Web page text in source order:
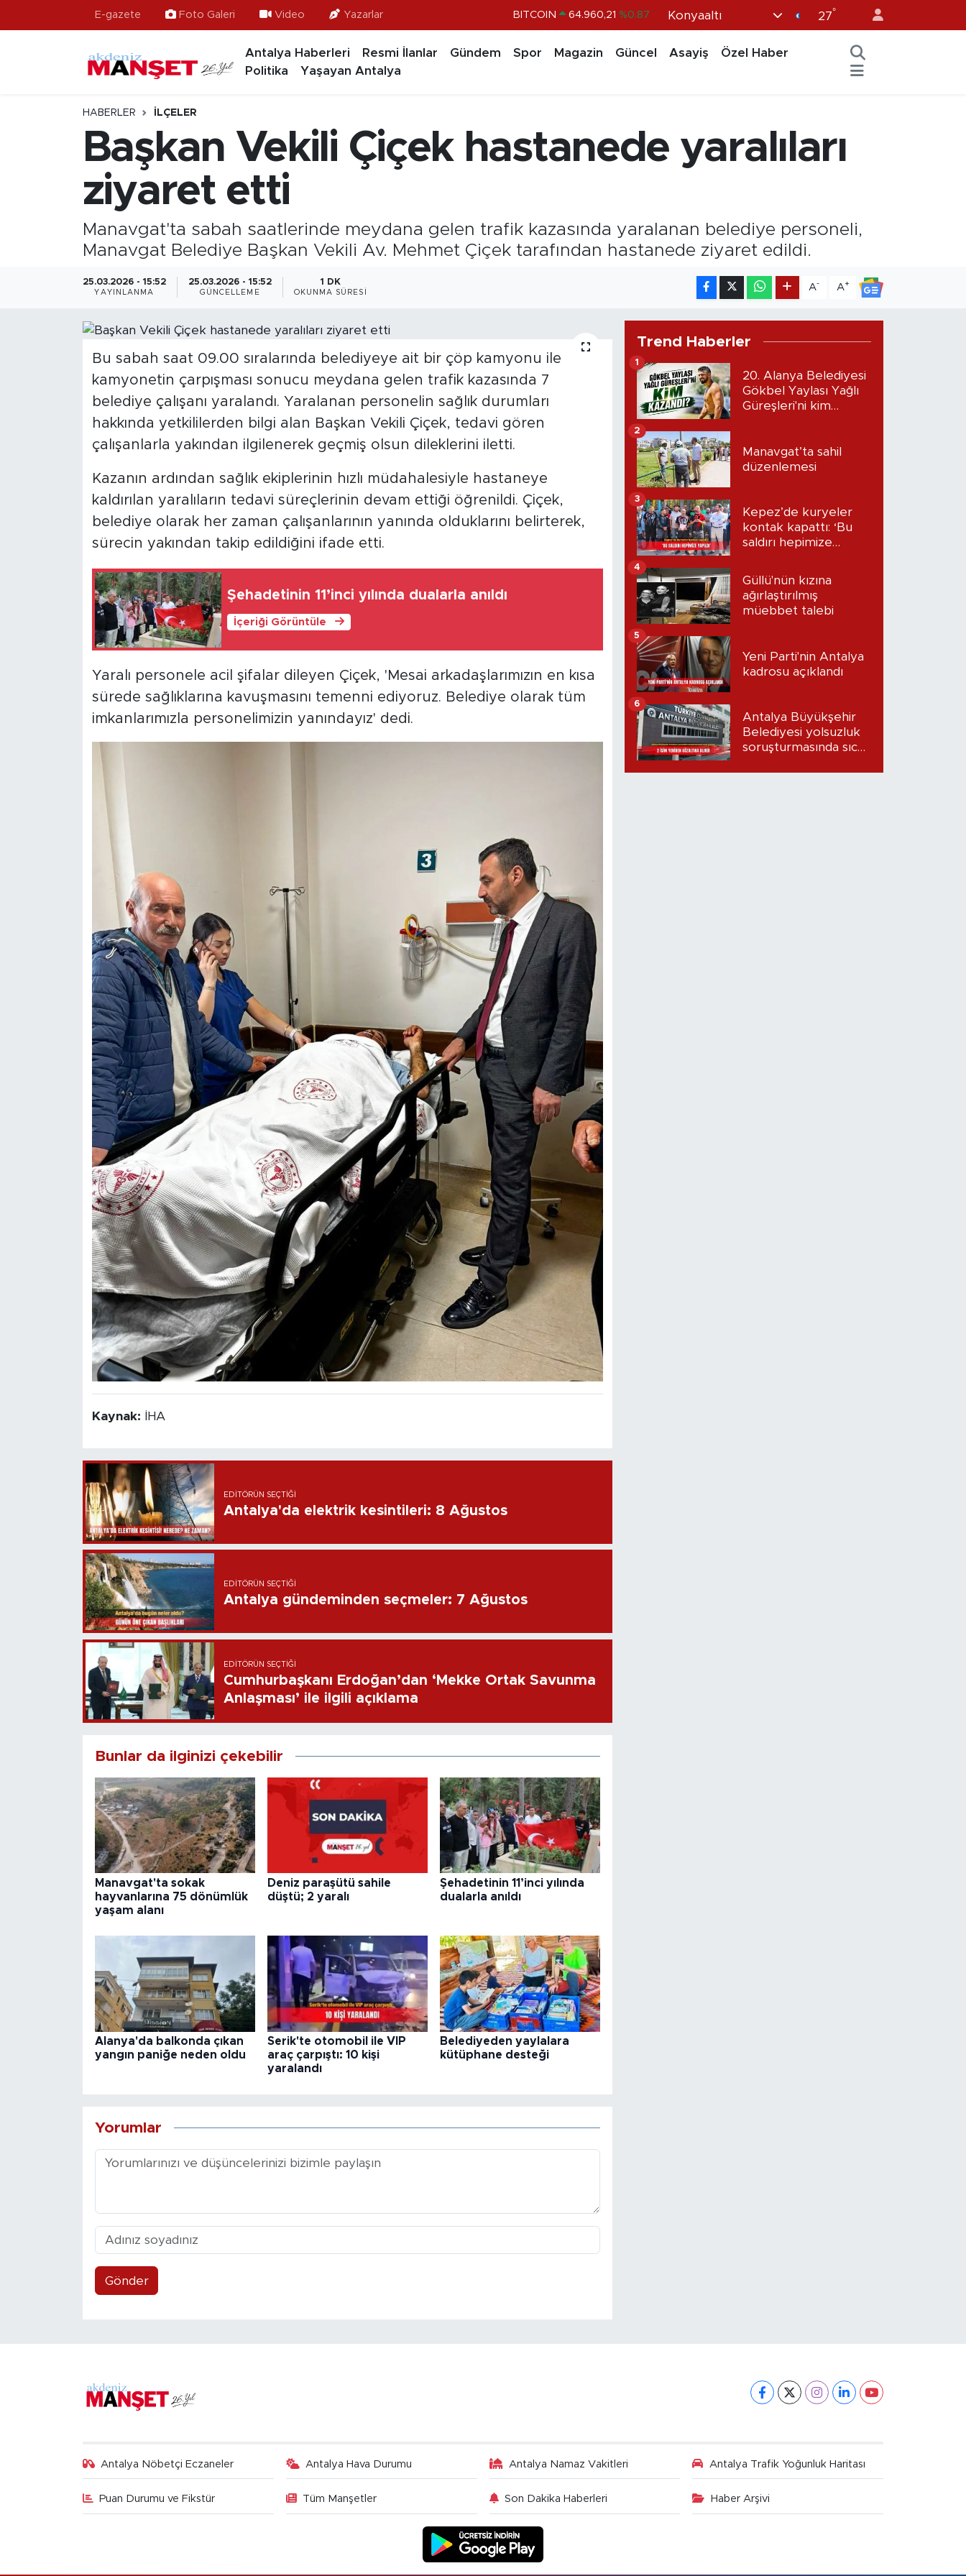
E-gazete Foto Galeri Video Yazarlar
DOLAR 47,7436 %0.18
EURO 55,2510 %0.32
BİST100 13.779 %-14
Konyaaltı 27°
Antalya Haberleri Resmi İlanlar Gündem Spor Magazin Güncel Asayiş
Özel Haber
Politika
Yaşayan Antalya
HABERLER İLÇELER
Başkan Vekili Çiçek hastanede yaralıları
ziyaret etti
Manavgat'ta sabah saatlerinde meydana gelen trafik kazasında yaralanan belediye personeli,
Manavgat Belediye Başkan Vekili Av. Mehmet Çiçek tarafından hastanede ziyaret edildi.
25.03.2026 - 15:52
YAYINLANMA
25.03.2026 - 15:52
GÜNCELLEME
1 DK
OKUNMA SÜRESI
A- A+
Bu sabah saat 09.00 sıralarında belediyeye ait bir çöp kamyonu ile
kamyonetin çarpışması sonucu meydana gelen trafik kazasında 7
belediye çalışanı yaralandı. Yaralanan personelin sağlık durumları
hakkında yetkililerden bilgi alan Başkan Vekili Çiçek, tedavi gören
çalışanlarla yakından ilgilenerek geçmiş olsun dileklerini iletti.
Kazanın ardından sağlık ekiplerinin hızlı müdahalesiyle hastaneye
kaldırılan yaralıların tedavi süreçlerinin devam ettiği öğrenildi. Çiçek,
belediye olarak her zaman çalışanlarının yanında olduklarını belirterek,
sürecin yakından takip edildiğini ifade etti.
Şehadetinin 11’inci yılında dualarla anıldı
İçeriği Görüntüle
Yaralı personele acil şifalar dileyen Çiçek, 'Mesai arkadaşlarımızın en kısa
sürede sağlıklarına kavuşmasını temenni ediyoruz. Belediye olarak tüm
imkanlarımızla personelimizin yanındayız' dedi.
Kaynak: İHA
EDITÖRÜN SEÇTIĞI
Antalya'da elektrik kesintileri: 8 Ağustos
EDITÖRÜN SEÇTIĞI
Antalya gündeminden seçmeler: 7 Ağustos
EDITÖRÜN SEÇTIĞI
Cumhurbaşkanı Erdoğan’dan ‘Mekke Ortak Savunma
Anlaşması’ ile ilgili açıklama
Bunlar da ilginizi çekebilir
Manavgat'ta sokak
hayvanlarına 75 dönümlük
yaşam alanı
Deniz paraşütü sahile
düştü; 2 yaralı
Şehadetinin 11’inci yılında
dualarla anıldı
Alanya'da balkonda çıkan
yangın paniğe neden oldu
Serik'te otomobil ile VIP
araç çarpıştı: 10 kişi
yaralandı
Belediyeden yaylalara
kütüphane desteği
Yorumlar
Gönder
Trend Haberler
20. Alanya Belediyesi
Gökbel Yaylası Yağlı
Güreşleri'ni kim
1
Manavgat’ta sahil
düzenlemesi
2
Kepez’de kuryeler
kontak kapattı: ‘Bu
saldırı hepimize
3
Güllü'nün kızına
ağırlaştırılmış
müebbet talebi
4
Yeni Parti'nin Antalya
kadrosu açıklandı
5
Antalya Büyükşehir
Belediyesi yolsuzluk
soruşturmasında sıcak
6
Antalya Nöbetçi Eczaneler Antalya Hava Durumu Antalya Namaz Vakitleri Antalya Trafik Yoğunluk Haritası
Puan Durumu ve Fikstür Tüm Manşetler Son Dakika Haberleri Haber Arşivi
Ekonomi
Gündem
Özel Haber
Antalya Nöbetçi Eczaneler
Antalya Trafik Yoğunluk Haritası
Süper Lig Puan Durumu ve Fikstür
Tüm Manşetler